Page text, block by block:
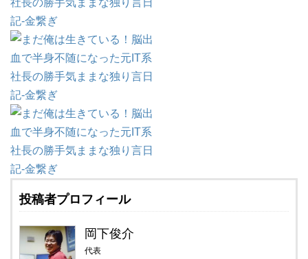
投稿者プロフィール
岡下俊介
代表